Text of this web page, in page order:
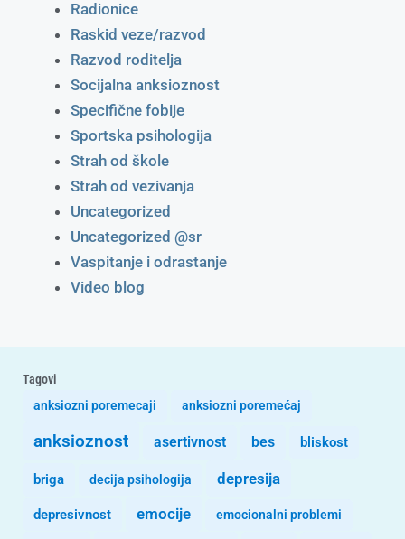
Radionice
Raskid veze/razvod
Razvod roditelja
Socijalna anksioznost
Specifične fobije
Sportska psihologija
Strah od škole
Strah od vezivanja
Uncategorized
Uncategorized @sr
Vaspitanje i odrastanje
Video blog
Tagovi
anksiozni poremecaji
anksiozni poremećaj
anksioznost asertivnost bes bliskost
briga decija psihologija depresija
depresivnost emocije emocionalni problemi